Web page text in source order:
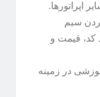
سیم
کد، قیمت و
در زمینه